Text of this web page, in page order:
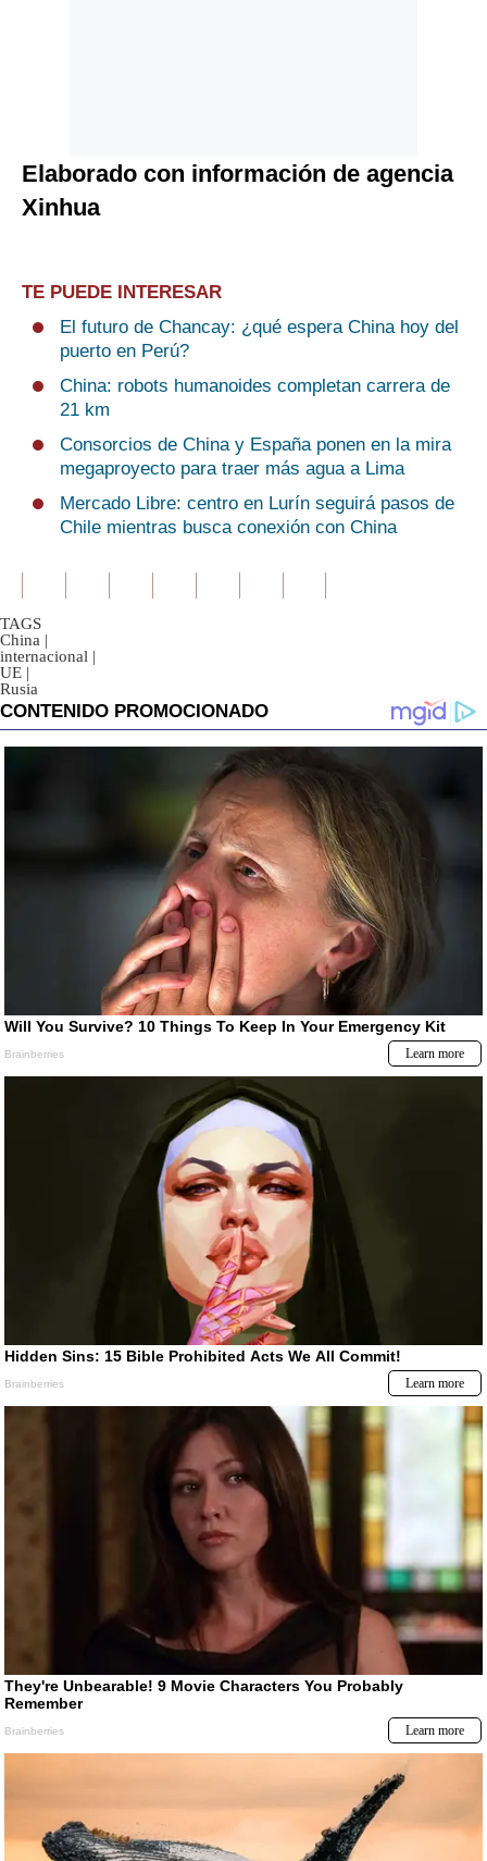
Elaborado con información de agencia
Xinhua
TE PUEDE INTERESAR
El futuro de Chancay: ¿qué espera China hoy del
puerto en Perú?
China: robots humanoides completan carrera de
21 km
Consorcios de China y España ponen en la mira
megaproyecto para traer más agua a Lima
Mercado Libre: centro en Lurín seguirá pasos de
Chile mientras busca conexión con China
TAGS
China |
internacional |
UE |
Rusia